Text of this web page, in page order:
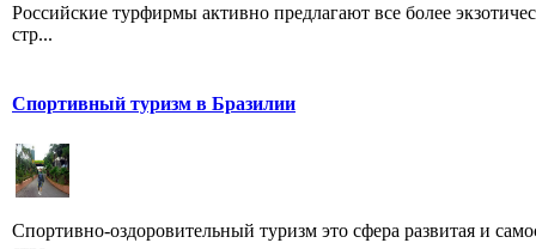
Российские турфирмы активно предлагают все более
стр...
Спортивный туризм в Бразилии
Спортивно-оздоровительный туризм это сфера развитая и